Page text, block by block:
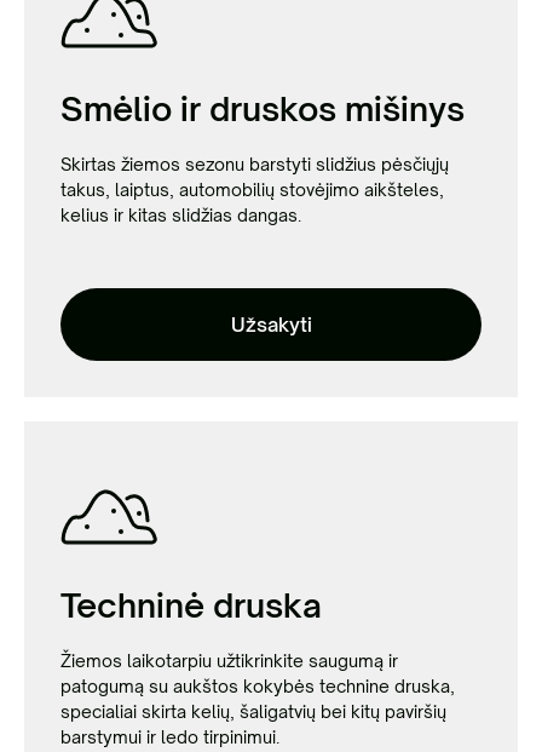
Smėlio ir druskos mišinys
Skirtas žiemos sezonu barstyti slidžius pėsčiųjų
takus, laiptus, automobilių stovėjimo aikšteles,
kelius ir kitas slidžias dangas.
Užsakyti
Techninė druska
Žiemos laikotarpiu užtikrinkite saugumą ir
patogumą su aukštos kokybės technine druska,
specialiai skirta kelių, šaligatvių bei kitų paviršių
barstymui ir ledo tirpinimui.